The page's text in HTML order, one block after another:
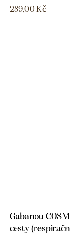
289,00 Kč
Gabanou
cesty